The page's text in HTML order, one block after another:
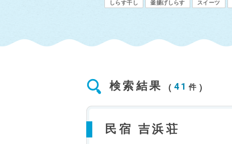
しらす干し
釜揚げしらす スイーツ
検索結果 41 件
民宿 吉浜荘